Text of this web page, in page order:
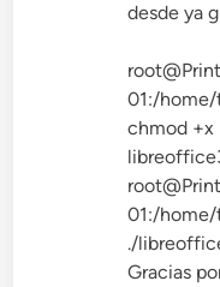
desde ya
01:/
chmod +x
01:/
./
Gracias